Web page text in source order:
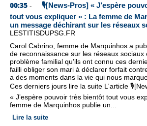
00:35 -
🎙️[News-Pros] « J’espère
tout vous expliquer » : La femme de
un message déchirant sur les réseaux
LESTITISDUPSG.FR
Carol Cabrino, femme de Marquinhos a
de reconnaissance sur les réseaux sociaux
problème familial qu’ils ont connu ces
failli obliger son mari à déclarer forfait
a des moments dans la vie qui nous
Ces derniers jours lire la suite L'article
« J’espère pouvoir très bientôt tout vous
femme de Marquinhos publie un...
Lire la suite